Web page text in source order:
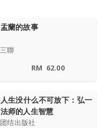
盂蘭的故事
三聯
RM 62.00
人生没什么不可放下：弘一
法师的人生智慧
团结出版社